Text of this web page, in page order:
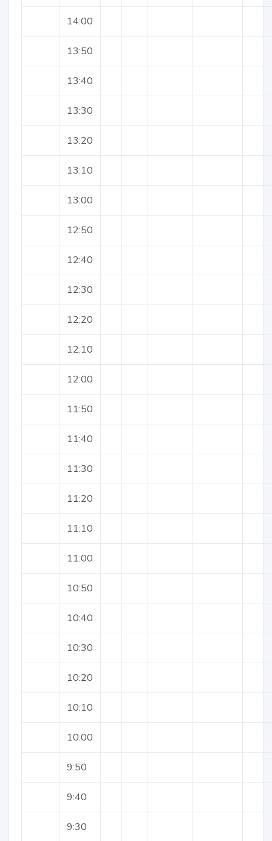
14:00
13:50
13:40
13:30
13:20
13:10
13:00
12:50
12:40
12:30
12:20
12:10
12:00
11:50
11:40
11:30
11:20
11:10
11:00
10:50
10:40
10:30
10:20
10:10
10:00
9:50
9:40
9:30